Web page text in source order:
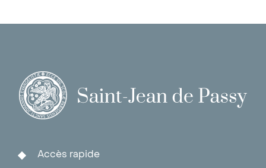
Accès rapide